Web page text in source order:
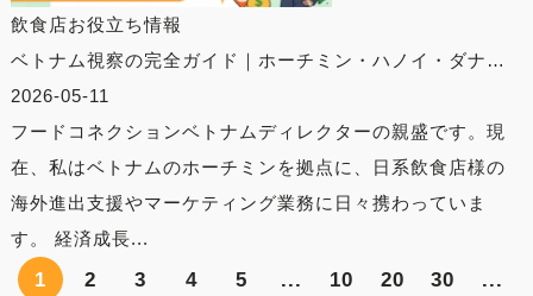
飲食店お役立ち情報
ベトナム視察の完全ガイド｜ホーチミン・ハノイ・ダナ…
2026-05-11
フードコネクションベトナムディレクターの親盛です。現
在、私はベトナムのホーチミンを拠点に、日系飲食店様の
海外進出支援やマーケティング業務に日々携わっていま
す。 経済成長...
1 2 3 4 5 ... 10 20 30 ...